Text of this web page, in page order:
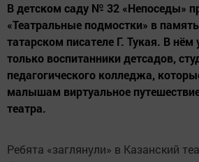
В детском саду № 32 «Непоседы»
«Театральные подмостки» в
татарском писателе Г. Тукая. В нём
только воспитанники детсадов,
педагогического колледжа,
малышам виртуальное
театра.
Ребята «заглянули» в Казанский